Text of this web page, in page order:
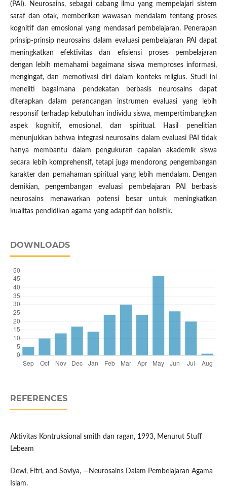
(PAI). Neurosains, sebagai cabang ilmu yang mempelajari sistem
saraf dan otak, memberikan wawasan mendalam tentang proses
kognitif dan emosional yang mendasari pembelajaran. Penerapan
prinsip-prinsip neurosains dalam evaluasi pembelajaran PAI dapat
meningkatkan efektivitas dan efisiensi proses pembelajaran
dengan lebih memahami bagaimana siswa memproses informasi,
mengingat, dan memotivasi diri dalam konteks religius. Studi ini
meneliti bagaimana pendekatan berbasis neurosains dapat
diterapkan dalam perancangan instrumen evaluasi yang lebih
responsif terhadap kebutuhan individu siswa, mempertimbangkan
aspek kognitif, emosional, dan spiritual. Hasil penelitian
menunjukkan bahwa integrasi neurosains dalam evaluasi PAI tidak
hanya membantu dalam pengukuran capaian akademik siswa
secara lebih komprehensif, tetapi juga mendorong pengembangan
karakter dan pemahaman spiritual yang lebih mendalam. Dengan
demikian, pengembangan evaluasi pembelajaran PAI berbasis
neurosains menawarkan potensi besar untuk meningkatkan
kualitas pendidikan agama yang adaptif dan holistik.
DOWNLOADS
REFERENCES
Aktivitas Kontruksional smith dan ragan, 1993, Menurut Stuff
Lebeam
Dewi, Fitri, and Soviya, ―Neurosains Dalam Pembelajaran Agama
Islam.